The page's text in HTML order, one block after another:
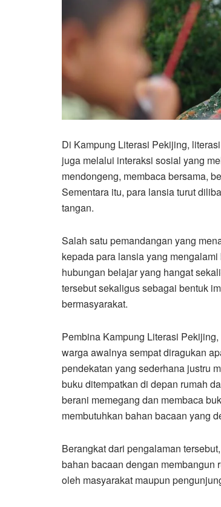
Di Kampung Literasi Pekijing,
juga melalui interaksi sosial yang
mendongeng, membaca bersama,
Sementara itu, para lansia turut
tangan.
Salah satu pemandangan yang
kepada para lansia yang
hubungan belajar yang hangat
tersebut sekaligus sebagai bentuk
bermasyarakat.
Pembina Kampung Literasi
warga awalnya sempat diragukan
pendekatan yang sederhana justru
buku ditempatkan di depan rumah
berani memegang dan membaca
membutuhkan bahan bacaan yang
Berangkat dari pengalaman
bahan bacaan dengan membangun
oleh masyarakat maupun